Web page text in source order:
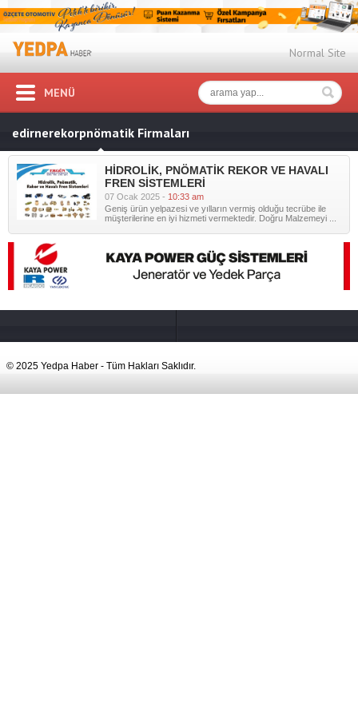
Normal Site
MENÜ
edirnerekorpnömatik Firmaları
HİDROLİK, PNÖMATİK REKOR VE HAVALI
FREN SİSTEMLERİ
07 Ocak 2025 - 10:33 am
Geniş ürün yelpazesi ve yılların vermiş olduğu tecrübe ile
müşterilerine en iyi hizmeti vermektedir. Doğru Malzemeyi ...
© 2025 Yedpa Haber - Tüm Hakları Saklıdır.